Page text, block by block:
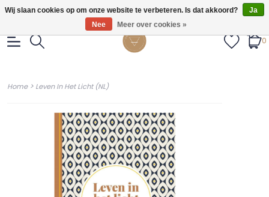
Gratis verzendig vanaf €55.
0
Home> Leven In Het Licht (NL)
Wij slaan cookies op om onze website te verbeteren. Is dat akkoord?
Ja
Nee
Meer over cookies »